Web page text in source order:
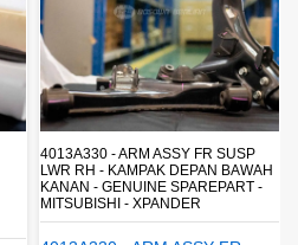
-
4162A413 - SHOCK ABSORBER RR
SUSP - SUSPENSI BELAKANG -
SHOCKBREAKER BELAKANG -
GENUINE SPAREPART -
MITSUBISHI - XPANDER